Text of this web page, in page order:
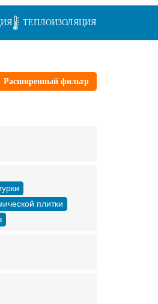
ТЕПЛОИЗОЛЯЦИЯ
Расширенный фильтр
плитки